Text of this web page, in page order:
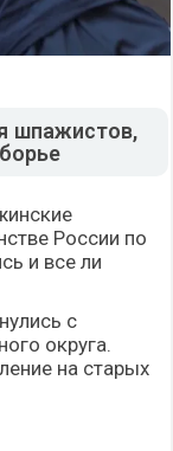
шпажистов,
России по
и все ли
с
округа.
на старых